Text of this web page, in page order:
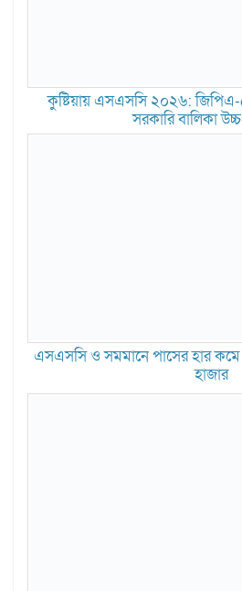
কুষ্টিয়ায় এসএসসি ২০২৬: জিপিএ-৫
সরকারি বালিকা
এসএসসি ও সমমানে পাসের হার
হাজার